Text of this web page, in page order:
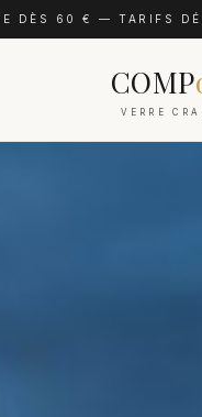
DÈS 60 € — TARIFS
COMP
VERRE